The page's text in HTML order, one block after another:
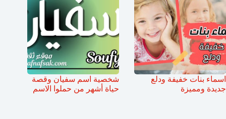
اسماء بنات خفيفة ودلع
جديدة ومميزة
شخصية اسم سفيان وقصة
حياة أشهر من حملوا الاسم